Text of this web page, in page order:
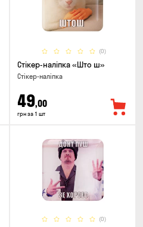
(0)
Стікер-наліпка «Што ш»
Стікер-наліпка
49,00
грн за 1 шт
(0)